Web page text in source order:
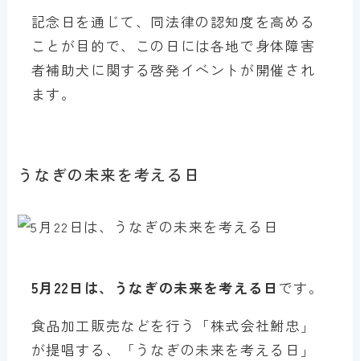
記念日を通じて、同法律の認知度を高める
ことが目的で、この日には各地で身体障害
者補助犬に関する啓発イベントが開催され
ます。
うなぎの未来を考える日
5月22日は、うなぎの未来を考える日 です。
食品加工販売などを行う「株式会社鮒忠」
が提唱する、「うなぎの未来を考える日」